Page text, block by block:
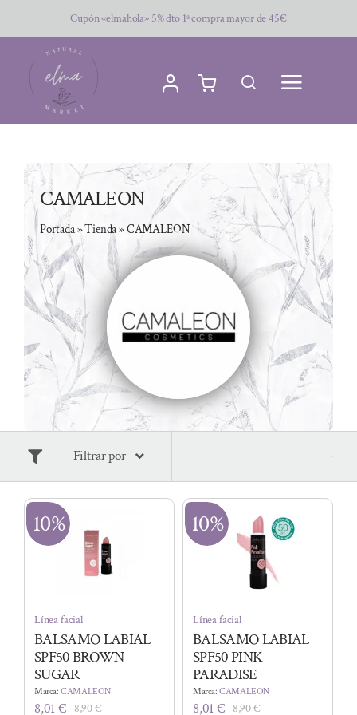
al
contenido
Cupón «elmahola» 5% dto 1ª compra mayor de 45€
CAMALEON
Portada»Tienda»CAMALEON
Filtrar por
10%
Línea facial
BALSAMO LABIAL
SPF50 BROWN
SUGAR
Marca:CAMALEON
8,90€
8,01€
10%
Línea facial
BALSAMO LABIAL
SPF50 PINK
PARADISE
Marca:CAMALEON
8,90€
8,01€